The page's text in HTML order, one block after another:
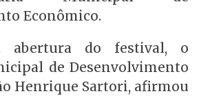
Econômico.
abertura do festival, o
de Desenvolvimento
Henrique Sartori, afirmou